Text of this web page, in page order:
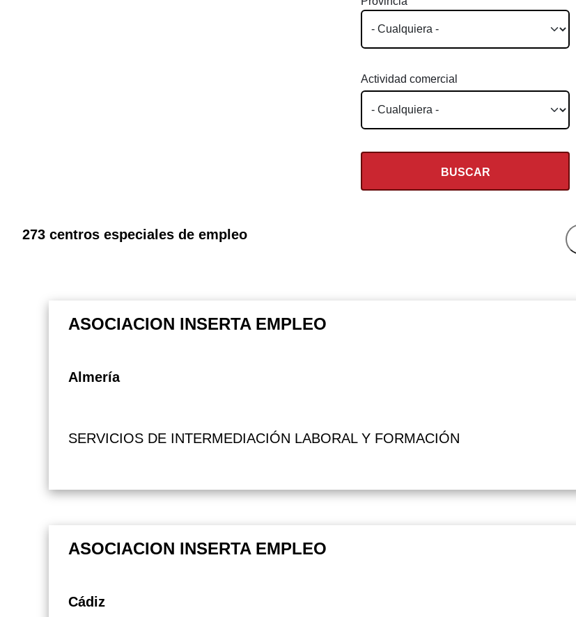
Actividad comercial
273 centros especiales de empleo
ASOCIACION INSERTA EMPLEO
Almería
SERVICIOS DE INTERMEDIACIÓN LABORAL Y FORMACIÓN
ASOCIACION INSERTA EMPLEO
Cádiz